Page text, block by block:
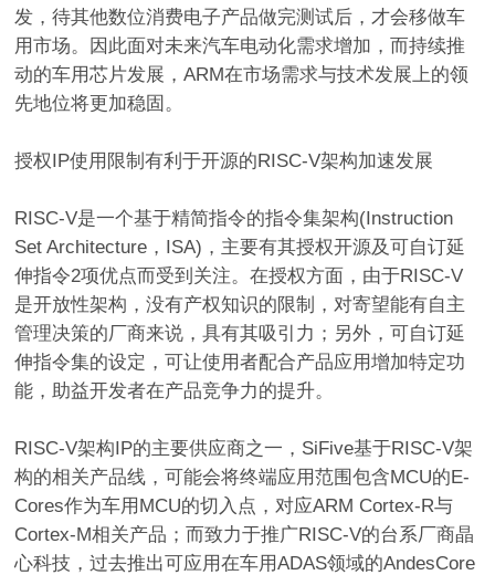
发，待其他数位消费电子产品做完测试后，才会移做车
用市场。因此面对未来汽车电动化需求增加，而持续推
动的车用芯片发展，ARM在市场需求与技术发展上的领
先地位将更加稳固。
授权IP使用限制有利于开源的RISC-V架构加速发展
RISC-V是一个基于精简指令的指令集架构(Instruction
Set Architecture，ISA)，主要有其授权开源及可自订延
伸指令2项优点而受到关注。在授权方面，由于RISC-V
是开放性架构，没有产权知识的限制，对寄望能有自主
管理决策的厂商来说，具有其吸引力；另外，可自订延
伸指令集的设定，可让使用者配合产品应用增加特定功
能，助益开发者在产品竞争力的提升。
RISC-V架构IP的主要供应商之一，SiFive基于RISC-V架
构的相关产品线，可能会将终端应用范围包含MCU的E-
Cores作为车用MCU的切入点，对应ARM Cortex-R与
Cortex-M相关产品；而致力于推广RISC-V的台系厂商晶
心科技，过去推出可应用在车用ADAS领域的AndesCore